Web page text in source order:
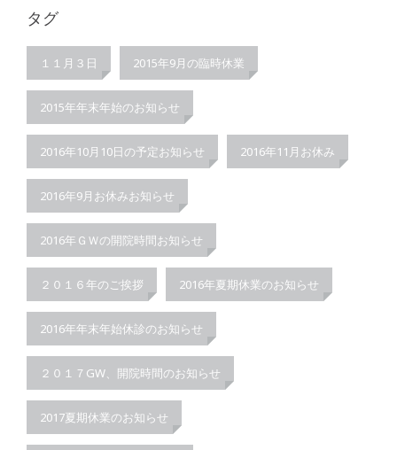
タグ
１１月３日 2015年9月の臨時休業
2015年年末年始のお知らせ
2016年10月10日の予定お知らせ 2016年11月お休み
2016年9月お休みお知らせ
2016年ＧＷの開院時間お知らせ
２０１６年のご挨拶 2016年夏期休業のお知らせ
2016年年末年始休診のお知らせ
２０１７GW、開院時間のお知らせ
2017夏期休業のお知らせ